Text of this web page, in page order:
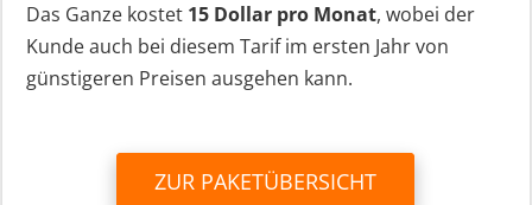
Das Ganze kostet 15 Dollar pro Monat, wobei der
Kunde auch bei diesem Tarif im ersten Jahr von
günstigeren Preisen ausgehen kann.
ZUR PAKETÜBERSICHT